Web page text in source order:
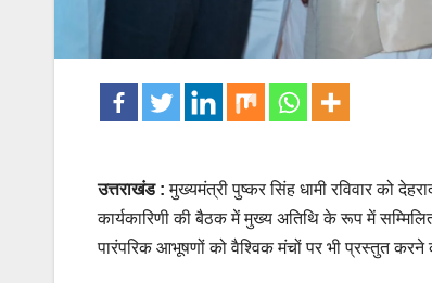
उत्तराखंड :मुख्यमंत्री पुष्कर सिंह धामी रविवार को
कार्यकारिणी की बैठक में मुख्य अतिथि के रूप में
पारंपरिक आभूषणों को वैश्विक मंचों पर भी प्रस्तुत करने